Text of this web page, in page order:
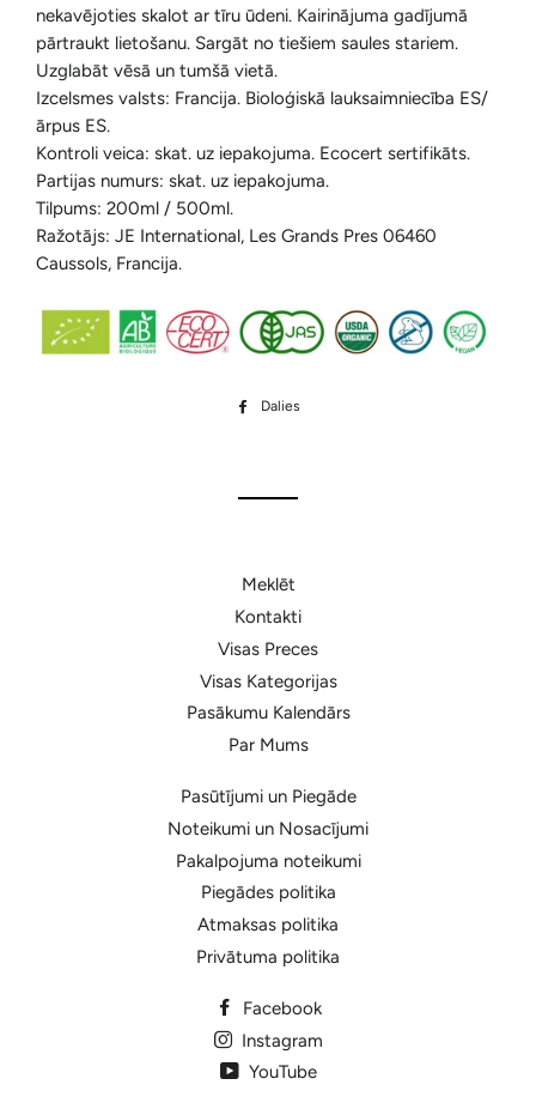
nekavējoties skalot ar tīru ūdeni. Kairinājuma gadījumā
pārtraukt lietošanu. Sargāt no tiešiem saules stariem.
Uzglabāt vēsā un tumšā vietā.
Izcelsmes valsts: Francija. Bioloģiskā lauksaimniecība ES/
ārpus ES.
Kontroli veica: skat. uz iepakojuma. Ecocert sertifikāts.
Partijas numurs: skat. uz iepakojuma.
Tilpums: 200ml / 500ml.
Ražotājs: JE International, Les Grands Pres 06460
Caussols, Francija.
Dalies
Meklēt
Kontakti
Visas Preces
Visas Kategorijas
Pasākumu Kalendārs
Par Mums
Pasūtījumi un Piegāde
Noteikumi un Nosacījumi
Pakalpojuma noteikumi
Piegādes politika
Atmaksas politika
Privātuma politika
Facebook
Instagram
YouTube